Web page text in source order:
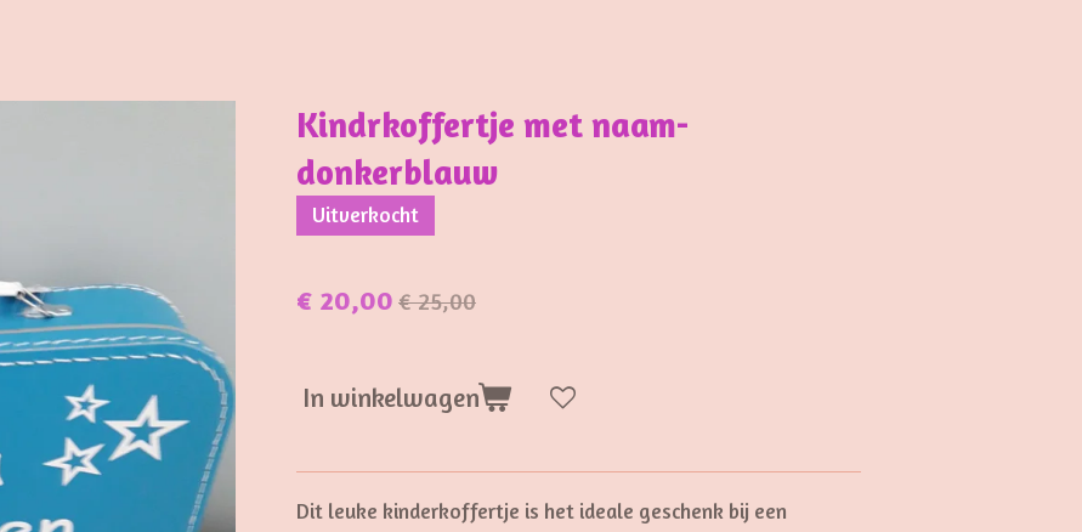
Kindrkoffertje met naam-
donkerblauw
Uitverkocht
€ 20,00 € 25,00
In winkelwagen
Dit leuke kinderkoffertje is het ideale geschenk bij een